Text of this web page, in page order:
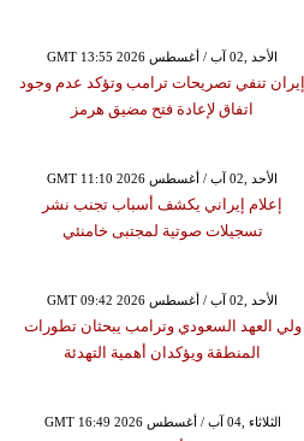
GMT 13:55 2026 الأحد ,02 آب / أغسطس
إيران تنفي تصريحات ترامب وتؤكد عدم وجود
اتفاق لإعادة فتح مضيق هرمز
GMT 11:10 2026 الأحد ,02 آب / أغسطس
إعلام إيراني يكشف أسباب تجنب نشر
تسجيلات صوتية لمجتبى خامنئي
GMT 09:42 2026 الأحد ,02 آب / أغسطس
ولي العهد السعودي وترامب يبحثان تطورات
المنطقة ويؤكدان أهمية التهدئة
GMT 16:49 2026 الثلاثاء ,04 آب / أغسطس